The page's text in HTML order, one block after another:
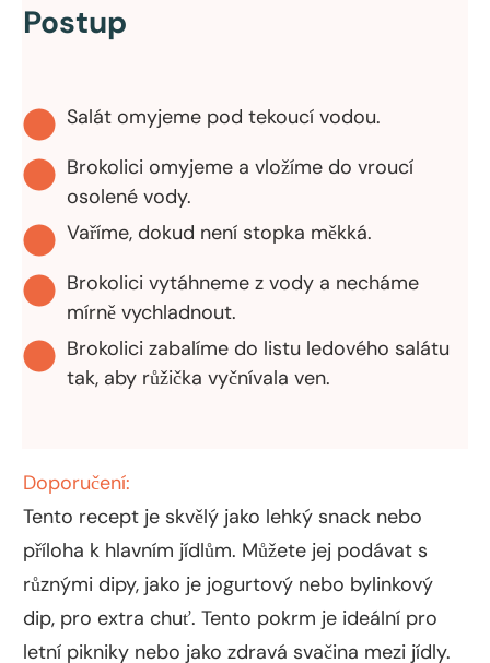
Postup
Salát omyjeme pod tekoucí vodou.
Brokolici omyjeme a vložíme do vroucí
osolené vody.
Vaříme, dokud není stopka měkká.
Brokolici vytáhneme z vody a necháme
mírně vychladnout.
Brokolici zabalíme do listu ledového salátu
tak, aby růžička vyčnívala ven.
Doporučení:
Tento recept je skvělý jako lehký snack nebo
příloha k hlavním jídlům. Můžete jej podávat s
různými dipy, jako je jogurtový nebo bylinkový
dip, pro extra chuť. Tento pokrm je ideální pro
letní pikniky nebo jako zdravá svačina mezi jídly.